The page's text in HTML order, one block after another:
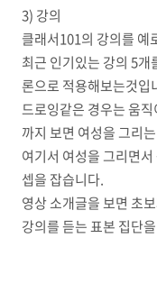
3) 강의
클래서101의 강의를 예
최근 인기있는 강의 5개
론으로 적용해보는것입
드로잉같은 경우는 움
까지 보면 여성을 그리
여기서 여성을 그리면
셉을 잡습니다.
영상 소개글을 보면 초
강의를 듣는 표본 집단